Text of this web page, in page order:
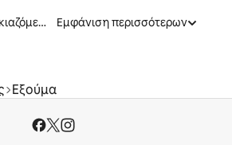
Παραθαλάσσια ενοικιαζόμενα
Εμφάνιση περισσότερων
Εξούμα